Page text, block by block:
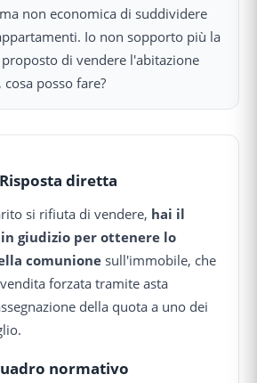
non economica di suddividere
Io non sopporto più la
di vendere l'abitazione
posso fare?
Risposta diretta
si rifiuta di vendere, hai il
giudizio per ottenere lo
comunione sull'immobile, che
forzata tramite asta
della quota a uno dei
normativo